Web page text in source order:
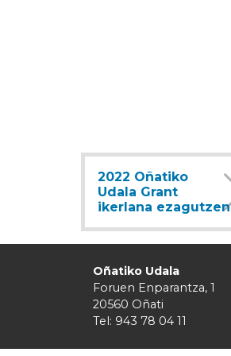
2022 Oñatiko
Udala Grant
ikerlana ezagutzen
Oñatiko Udala
Foruen Enparantza, 1
20560 Oñati
Tel: 943 78 04 11